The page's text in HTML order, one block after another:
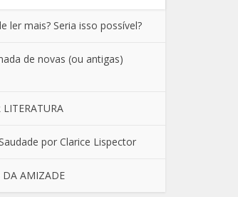
ler mais? Seria isso possível?
de novas (ou antigas)
LITERATURA
por Clarice Lispector
DA AMIZADE